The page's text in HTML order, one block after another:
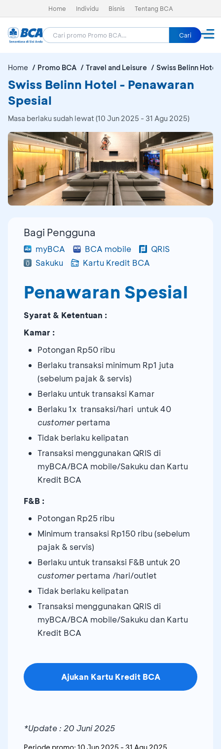
Home Individu Bisnis Tentang BCA
Cari
Home Promo BCA Travel and Leisure Swiss Belinn Hotel
Swiss Belinn Hotel - Penawaran
Spesial
Masa berlaku sudah lewat (10 Jun 2025 - 31 Agu 2025)
Bagi Pengguna
myBCA BCA mobile
QRIS
Sakuku
Kartu Kredit BCA
Penawaran Spesial
Syarat & Ketentuan :
Kamar :
Potongan Rp50 ribu
Berlaku transaksi minimum Rp1 juta
(sebelum pajak & servis)
Berlaku untuk transaksi Kamar
Berlaku 1x transaksi/hari untuk 40
customerpertama
Tidak berlaku kelipatan
Transaksi menggunakan QRIS di
myBCA/BCA mobile/Sakuku dan Kartu
Kredit BCA
F&B :
Potongan Rp25 ribu
Minimum transaksi Rp150 ribu (sebelum
pajak & servis)
Berlaku untuk transaksi F&B untuk 20
customerpertama /hari/outlet
Tidak berlaku kelipatan
Transaksi menggunakan QRIS di
myBCA/BCA mobile/Sakuku dan Kartu
Kredit BCA
Ajukan Kartu Kredit BCA
*Update : 20 Juni 2025
Periode promo: 10 Jun 2025 - 31 Agu 2025